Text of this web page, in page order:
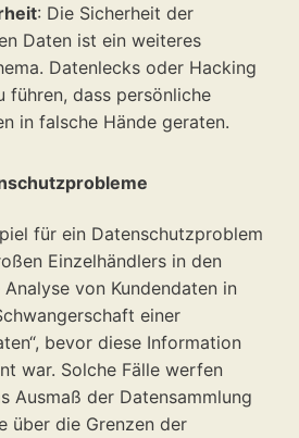
: Die Sicherheit der
Daten ist ein weiteres
Datenlecks oder Hacking
führen, dass persönliche
in falsche Hände geraten.
für ein Datenschutzproblem
Einzelhändlers in den
von Kundendaten in
einer
bevor diese Information
war. Solche Fälle werfen
Ausmaß der Datensammlung
über die Grenzen der